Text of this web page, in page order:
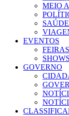
MEIO
EVENTOS
GOVERNO